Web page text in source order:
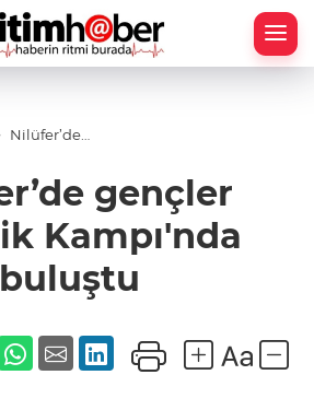
Nilüfer’de
Kampı'nda
buluştu
gençler
Kampı'nda
buluştu